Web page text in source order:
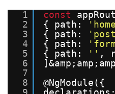
1
2
3
4
5
6
7
8
const
{ path:
{ path:
{ path:
{ path:
'' ,
@NgModule({